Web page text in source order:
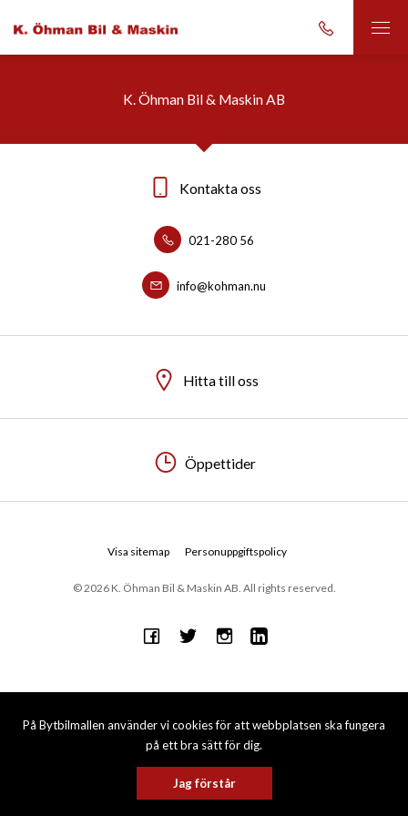
På Bytbilmallen använder vi cookies för att webbplatsen ska fungera
på ett bra sätt för dig.
Jag förstår
K. Öhman Bil & Maskin AB
Kontakta oss
021-280 56
info@kohman.nu
Hitta till oss
Öppettider
© 2026 K. Öhman Bil & Maskin AB. All rights reserved.
Visa sitemap Personuppgiftspolicy